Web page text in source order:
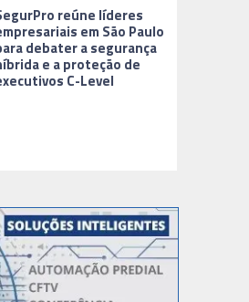
reúne líderes
em São Paulo
debater a segurança
e a proteção de
C-Level